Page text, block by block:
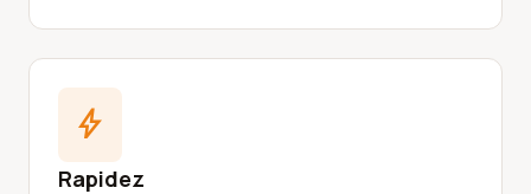
bolt
Rapidez